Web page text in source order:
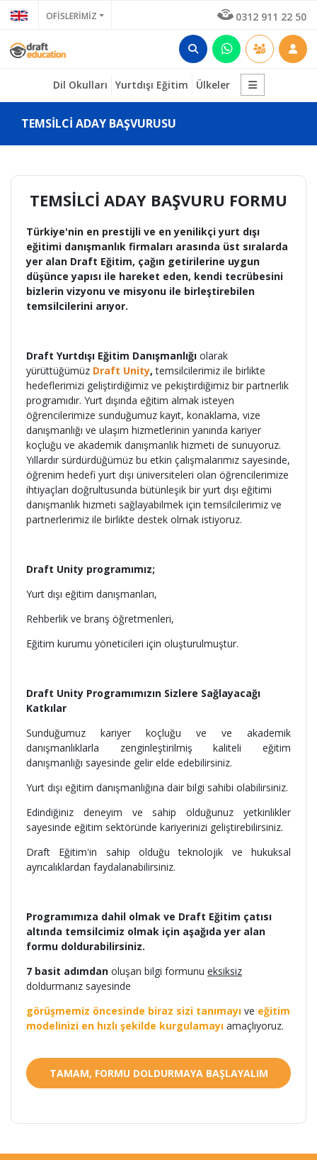
OFİSLERİMİZ 0312 911 22 50
Dil Okulları Yurtdışı Eğitim Ülkeler
TEMSİLCİ ADAY BAŞVURUSU
TEMSİLCİ ADAY BAŞVURU FORMU
Türkiye'nin en prestijli ve en yenilikçi yurt dışı
eğitimi danışmanlık firmaları arasında üst sıralarda
yer alan Draft Eğitim, çağın getirilerine uygun
düşünce yapısı ile hareket eden, kendi tecrübesini
bizlerin vizyonu ve misyonu ile birleştirebilen
temsilcilerini arıyor.
Draft Yurtdışı Eğitim Danışmanlığı olarak
yürüttüğümüz Draft Unity,temsilcilerimiz ile birlikte
hedeflerimizi geliştirdiğimiz ve pekiştirdiğimiz bir partnerlik
programıdır. Yurt dışında eğitim almak isteyen
öğrencilerimize sunduğumuz kayıt, konaklama, vize
danışmanlığı ve ulaşım hizmetlerinin yanında kariyer
koçluğu ve akademik danışmanlık hizmeti de sunuyoruz.
Yıllardır sürdürdüğümüz bu etkin çalışmalarımız sayesinde,
öğrenim hedefi yurt dışı üniversiteleri olan öğrencilerimize
ihtiyaçları doğrultusunda bütünleşik bir yurt dışı eğitimi
danışmanlık hizmeti sağlayabilmek için temsilcilerimiz ve
partnerlerimiz ile birlikte destek olmak istiyoruz.
Draft Unity programımız;
Yurt dışı eğitim danışmanları,
Rehberlik ve branş öğretmenleri,
Eğitim kurumu yöneticileri için oluşturulmuştur.
Draft Unity Programımızın Sizlere Sağlayacağı
Katkılar
Sunduğumuz kariyer koçluğu ve ve akademik
danışmanlıklarla zenginleştirilmiş kaliteli eğitim
danışmanlığı sayesinde gelir elde edebilirsiniz.
Yurt dışı eğitim danışmanlığına dair bilgi sahibi olabilirsiniz.
Edindiğiniz deneyim ve sahip olduğunuz yetkinlikler
sayesinde eğitim sektöründe kariyerinizi geliştirebilirsiniz.
Draft Eğitim'in sahip olduğu teknolojik ve hukuksal
ayrıcalıklardan faydalanabilirsiniz.
Programımıza dahil olmak ve Draft Eğitim çatısı
altında temsilcimiz olmak için aşağıda yer alan
formu doldurabilirsiniz.
7 basit adımdan oluşan bilgi formunu eksiksiz
doldurmanız sayesinde
görüşmemiz öncesinde biraz sizi tanımayı ve eğitim
modelinizi en hızlı şekilde kurgulamayı amaçlıyoruz.
TAMAM, FORMU DOLDURMAYA BAŞLAYALIM